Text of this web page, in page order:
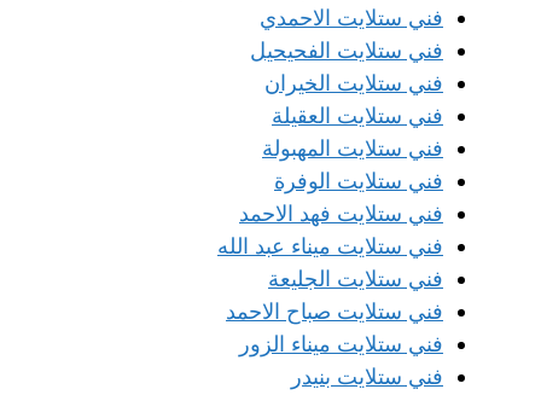
فني ستلايت الاحمدي
فني ستلايت الفحيحيل
فني ستلايت الخيران
فني ستلايت العقيلة
فني ستلايت المهبولة
فني ستلايت الوفرة
فني ستلايت فهد الاحمد
فني ستلايت ميناء عبد الله
فني ستلايت الجليعة
فني ستلايت صباح الاحمد
فني ستلايت ميناء الزور
فني ستلايت بنيدر